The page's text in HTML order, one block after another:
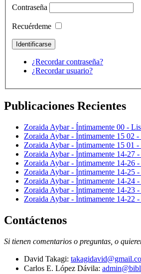
Contraseña
Recuérdeme
¿Recordar contraseña?
¿Recordar usuario?
Publicaciones Recientes
Zoraida Aybar - Íntimamente 00 -
Zoraida Aybar - Íntimamente 15 02
Zoraida Aybar - Íntimamente 15 01
Zoraida Aybar - Íntimamente 14-27
Zoraida Aybar - Íntimamente 14-26
Zoraida Aybar - Íntimamente 14-25
Zoraida Aybar - Íntimamente 14-24
Zoraida Aybar - Íntimamente 14-23 -
Zoraida Aybar - Íntimamente 14-22
Contáctenos
Si tienen comentarios o preguntas, o
David Takagi:
Carlos E. López Dávila: